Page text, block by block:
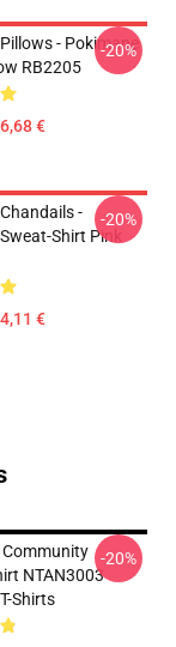
- Pokimane
RB2205
€
-20%
-
Shirt Pink
€
-20%
NTAN3003
Shirts
-20%